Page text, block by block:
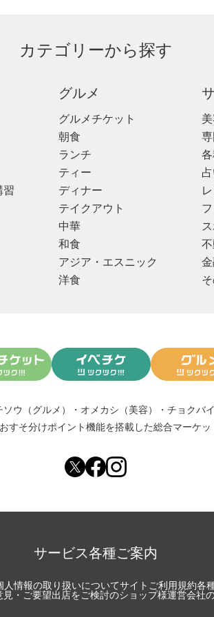
カテゴリーから探す
習
グルメ
グルメチケット
朝食
ランチ
ティー
ディナー
テイクアウト
中華
和食
アジア・エスニック
洋食
ソウ（グルメ） ・ オメカシ（美容） ・ チョクバ
おすそ分けポイント機能を搭載した総合マーケッ
サービス各種ご案内
人情報の取り扱いについてサイトご利用規約各
見・ご要望出店をご検討のショップ様運営会社